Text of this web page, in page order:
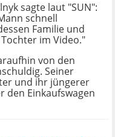
sagte laut "SUN":
schnell
Familie und
im Video."
von den
Seiner
und ihr jüngerer
den Einkaufswagen